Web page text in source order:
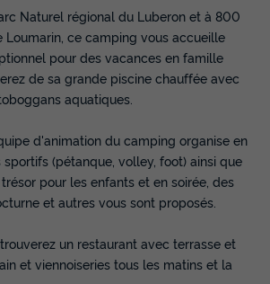
4 personnes - Panoramique -
Chambres
Terrasse couverte
Climatisation
Réfrigérateur
+ 4
- Panoramique - 24m² - 2
Naturel régional du Luberon et à 800
Loumarin, ce camping vous accueille
pour des vacances en famille
de sa grande piscine chauffée avec
aquatiques.
d'animation du camping organise en
sportifs (pétanque, volley, foot) ainsi que
pour les enfants et en soirée, des
et autres vous sont proposés.
un restaurant avec terrasse et
et viennoiseries tous les matins et la